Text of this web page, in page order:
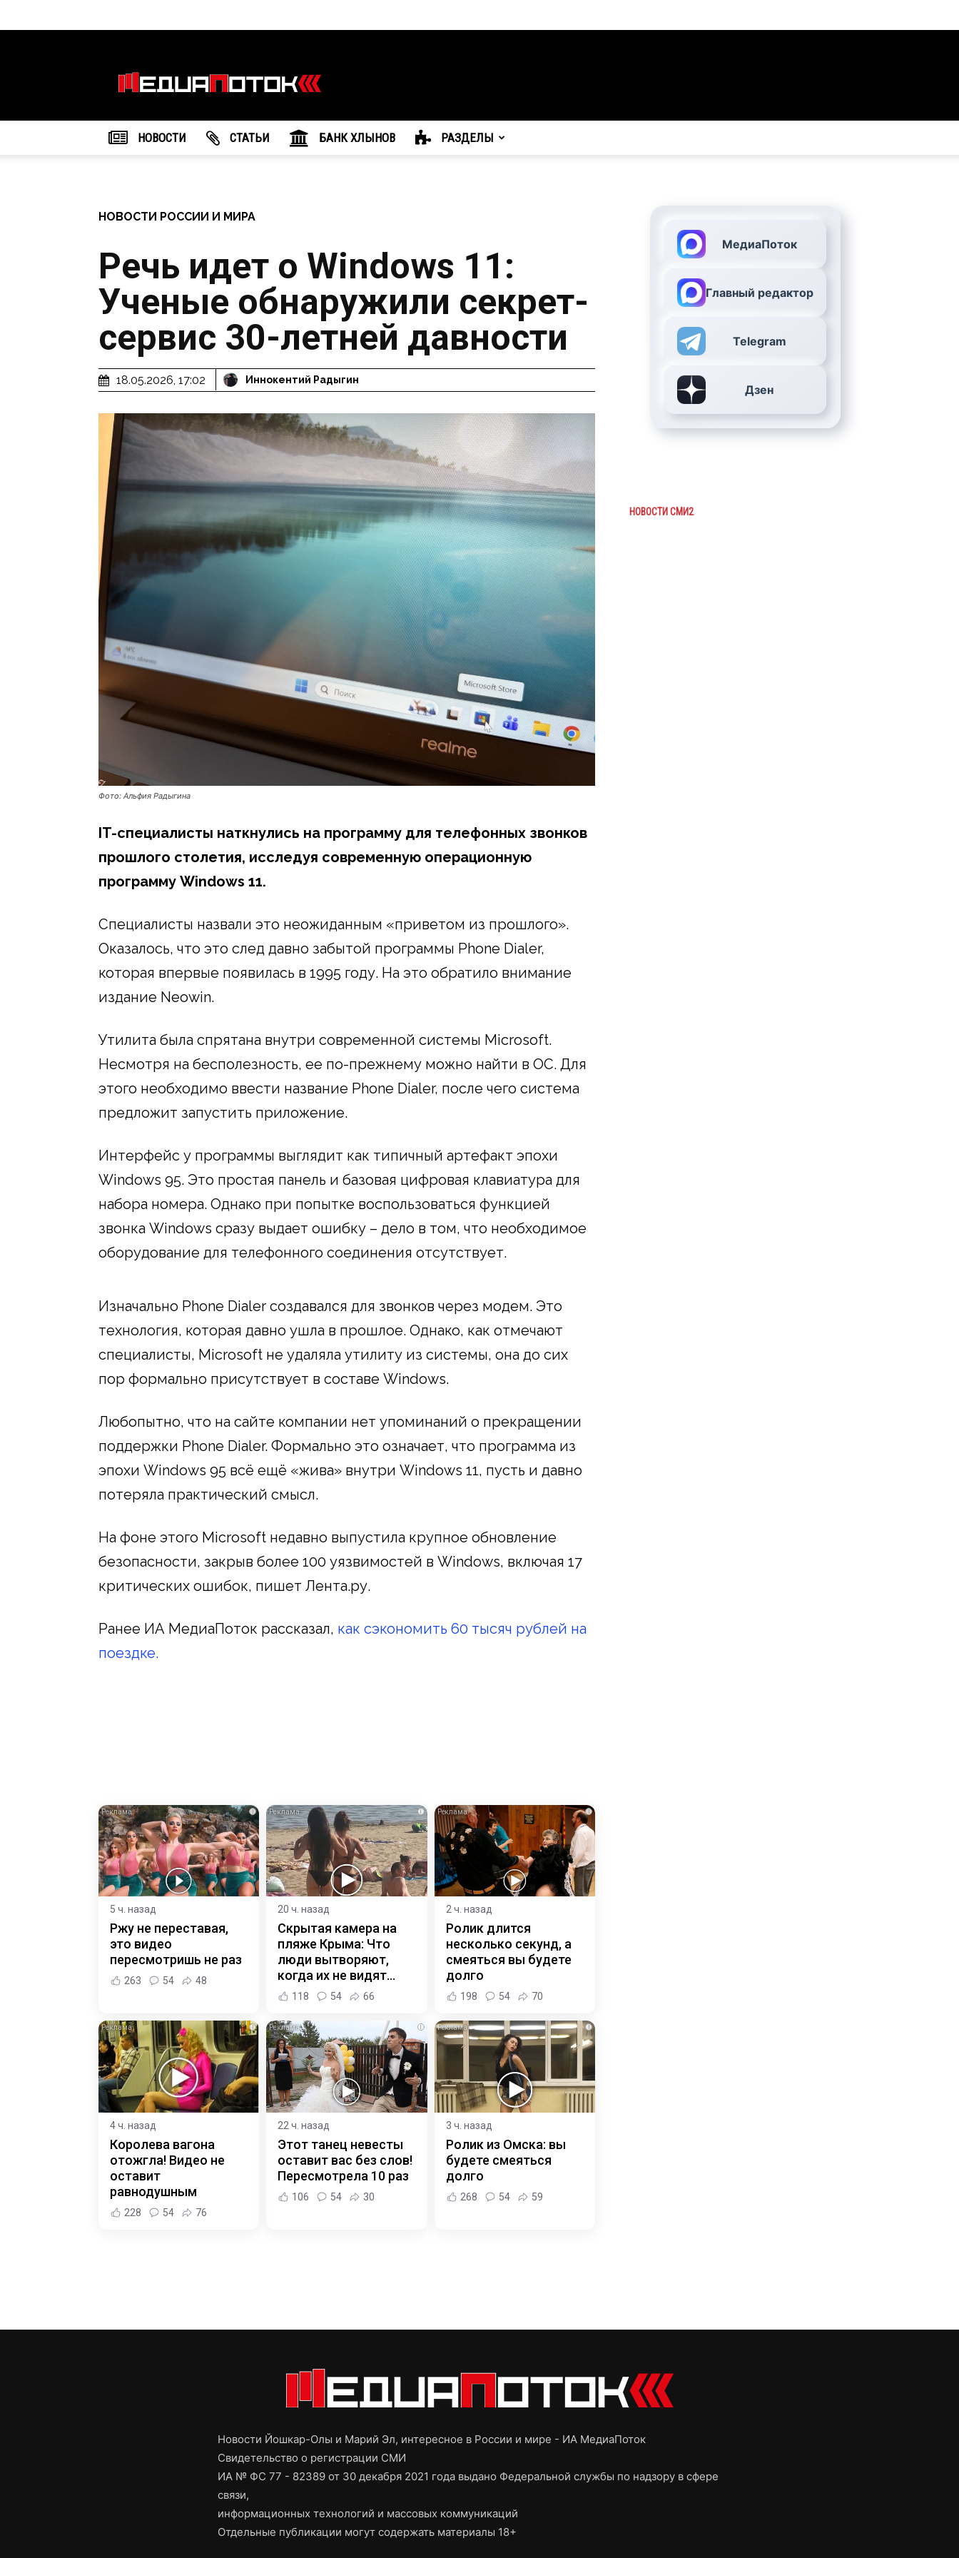
агентство
"МедиаПоток"
НОВОСТИ CТАТЬИ БАНК ХЛЫНОВ РАЗДЕЛЫ
НОВОСТИ РОССИИ И МИРА
Речь идет о Windows 11:
Ученые обнаружили секрет-
сервис 30-летней давности
18.05.2026, 17:02 Иннокентий Радыгин
Фото: Альфия Радыгина
IT-специалисты наткнулись на программу для телефонных звонков
прошлого столетия, исследуя современную операционную
программу Windows 11.
Специалисты назвали это неожиданным «приветом из прошлого».
Оказалось, что это след давно забытой программы Phone Dialer,
которая впервые появилась в 1995 году. На это обратило внимание
издание Neowin.
Утилита была спрятана внутри современной системы Microsoft.
Несмотря на бесполезность, ее по-прежнему можно найти в ОС. Для
этого необходимо ввести название Phone Dialer, после чего система
предложит запустить приложение.
Интерфейс у программы выглядит как типичный артефакт эпохи
Windows 95. Это простая панель и базовая цифровая клавиатура для
набора номера. Однако при попытке воспользоваться функцией
звонка Windows сразу выдает ошибку – дело в том, что необходимое
оборудование для телефонного соединения отсутствует.
Изначально Phone Dialer создавался для звонков через модем. Это
технология, которая давно ушла в прошлое. Однако, как отмечают
специалисты, Microsoft не удаляла утилиту из системы, она до сих
пор формально присутствует в составе Windows.
Любопытно, что на сайте компании нет упоминаний о прекращении
поддержки Phone Dialer. Формально это означает, что программа из
эпохи Windows 95 всё ещё «жива» внутри Windows 11, пусть и давно
потеряла практический смысл.
На фоне этого Microsoft недавно выпустила крупное обновление
безопасности, закрыв более 100 уязвимостей в Windows, включая 17
критических ошибок, пишет Лента.ру.
Ранее ИА МедиаПоток рассказал, как сэкономить 60 тысяч рублей на
поездке.
i
5 ч. назад
Ржу не переставая,
это видео
пересмотришь не раз
263 54 48
i
20 ч. назад
Скрытая камера на
пляже Крыма: Что
люди вытворяют,
когда их не видят...
118 54 66
i
2 ч. назад
Ролик длится
несколько секунд, а
смеяться вы будете
долго
198 54 70
i
4 ч. назад
Королева вагона
отожгла! Видео не
оставит
равнодушным
228 54 76
i
22 ч. назад
Этот танец невесты
оставит вас без слов!
Пересмотрела 10 раз
106 54 30
i
3 ч. назад
Ролик из Омска: вы
будете смеяться
долго
268 54 59
МедиаПоток
Главный редактор
Telegram
Дзен
НОВОСТИ СМИ2
Новости Йошкар-Олы и Марий Эл, интересное в России и мире - ИА МедиаПоток
Свидетельство о регистрации СМИ
ИА № ФС 77 - 82389 от 30 декабря 2021 года выдано Федеральной службы по надзору в сфере
связи,
информационных технологий и массовых коммуникаций
Отдельные публикации могут содержать материалы 18+